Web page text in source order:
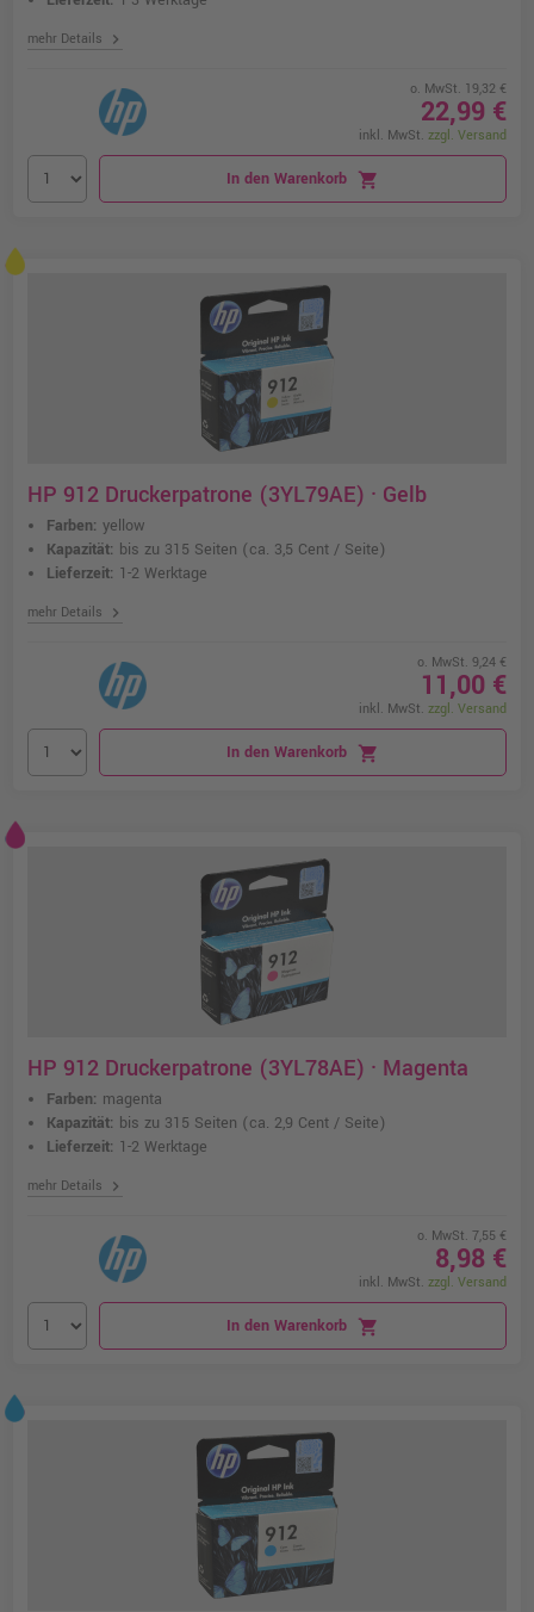
mehr Details chevron_right
o. MwSt. 19,32 €
22,99 €
inkl. MwSt. zzgl. Versand
In den Warenkorb shopping_cart
HP 912 Druckerpatrone (3YL79AE) · Gelb
Farben: yellow
Kapazität: bis zu 315 Seiten (ca. 3,5 Cent / Seite)
Lieferzeit: 1-2 Werktage
mehr Details chevron_right
o. MwSt. 9,24 €
11,00 €
inkl. MwSt. zzgl. Versand
In den Warenkorb shopping_cart
HP 912 Druckerpatrone (3YL78AE) · Magenta
Farben: magenta
Kapazität: bis zu 315 Seiten (ca. 2,9 Cent / Seite)
Lieferzeit: 1-2 Werktage
mehr Details chevron_right
o. MwSt. 7,55 €
8,98 €
inkl. MwSt. zzgl. Versand
In den Warenkorb shopping_cart